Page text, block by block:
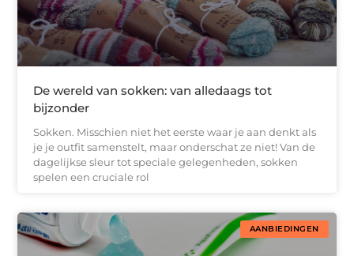
De wereld van sokken: van alledaags tot
bijzonder
Sokken. Misschien niet het eerste waar je aan denkt als
je je outfit samenstelt, maar onderschat ze niet! Van de
dagelijkse sleur tot speciale gelegenheden, sokken
spelen een cruciale rol
AANBIEDINGEN